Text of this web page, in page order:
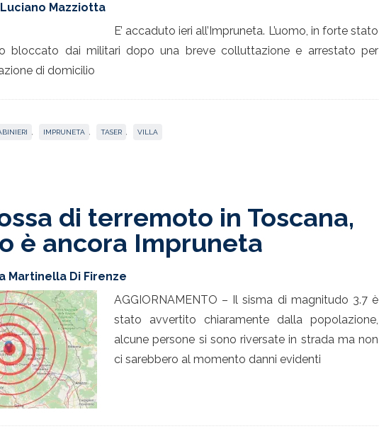
Luciano Mazziotta
E’ accaduto ieri all’Impruneta. L’uomo, in forte stato
bloccato dai militari dopo una breve colluttazione e arrestato per
di domicilio
IMPRUNETA TASER VILLA
di terremoto in Toscana,
è ancora Impruneta
Martinella Di Firenze
AGGIORNAMENTO – Il sisma di magnitudo 3.7 è
stato avvertito chiaramente dalla popolazione,
alcune persone si sono riversate in strada ma non
ci sarebbero al momento danni evidenti